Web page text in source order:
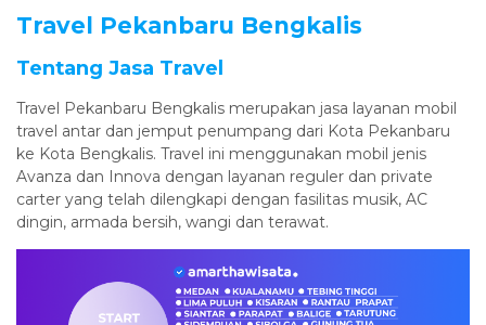
Travel Pekanbaru Bengkalis
Tentang Jasa Travel
Travel Pekanbaru Bengkalis merupakan jasa layanan mobil
travel antar dan jemput penumpang dari Kota Pekanbaru
ke Kota Bengkalis. Travel ini menggunakan mobil jenis
Avanza dan Innova dengan layanan reguler dan private
carter yang telah dilengkapi dengan fasilitas musik, AC
dingin, armada bersih, wangi dan terawat.